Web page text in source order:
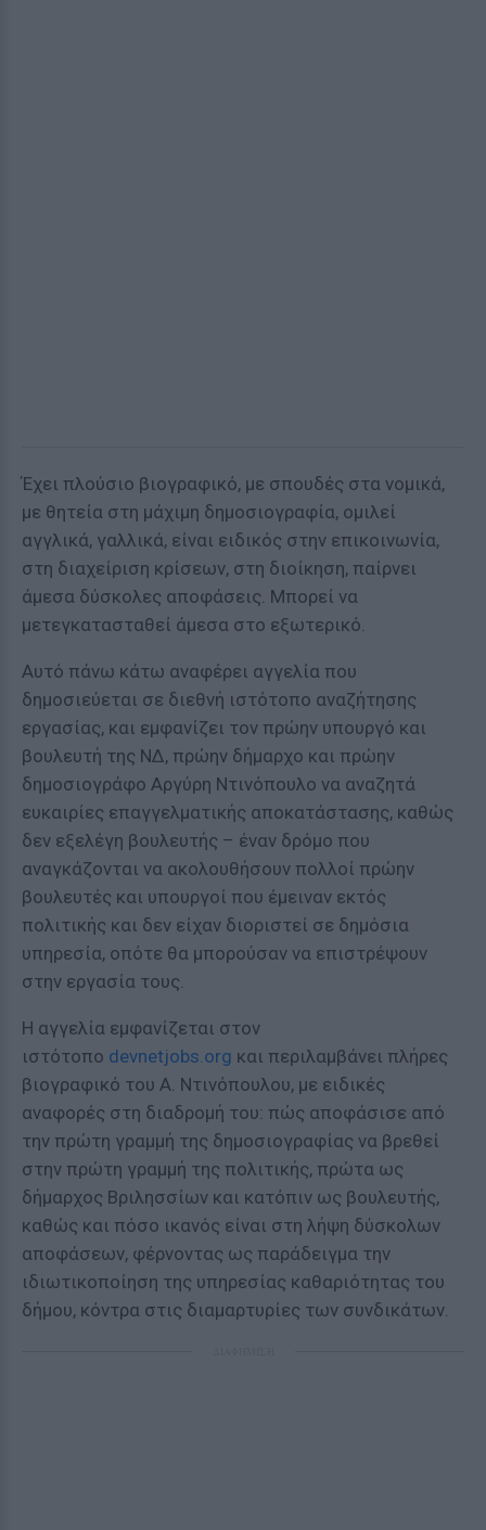
Έχει πλούσιο βιογραφικό, με σπουδές στα νομικά,
με θητεία στη μάχιμη δημοσιογραφία, ομιλεί
αγγλικά, γαλλικά, είναι ειδικός στην επικοινωνία,
στη διαχείριση κρίσεων, στη διοίκηση, παίρνει
άμεσα δύσκολες αποφάσεις. Μπορεί να
μετεγκατασταθεί άμεσα στο εξωτερικό.
Αυτό πάνω κάτω αναφέρει αγγελία που
δημοσιεύεται σε διεθνή ιστότοπο αναζήτησης
εργασίας, και εμφανίζει τον πρώην υπουργό και
βουλευτή της ΝΔ, πρώην δήμαρχο και πρώην
δημοσιογράφο Αργύρη Ντινόπουλο να αναζητά
ευκαιρίες επαγγελματικής αποκατάστασης, καθώς
δεν εξελέγη βουλευτής – έναν δρόμο που
αναγκάζονται να ακολουθήσουν πολλοί πρώην
βουλευτές και υπουργοί που έμειναν εκτός
πολιτικής και δεν είχαν διοριστεί σε δημόσια
υπηρεσία, οπότε θα μπορούσαν να επιστρέψουν
στην εργασία τους.
Η αγγελία εμφανίζεται στον
ιστότοπο devnetjobs.org και περιλαμβάνει πλήρες
βιογραφικό του Α. Ντινόπουλου, με ειδικές
αναφορές στη διαδρομή του: πώς αποφάσισε από
την πρώτη γραμμή της δημοσιογραφίας να βρεθεί
στην πρώτη γραμμή της πολιτικής, πρώτα ως
δήμαρχος Βριλησσίων και κατόπιν ως βουλευτής,
καθώς και πόσο ικανός είναι στη λήψη δύσκολων
αποφάσεων, φέρνοντας ως παράδειγμα την
ιδιωτικοποίηση της υπηρεσίας καθαριότητας του
δήμου, κόντρα στις διαμαρτυρίες των συνδικάτων.